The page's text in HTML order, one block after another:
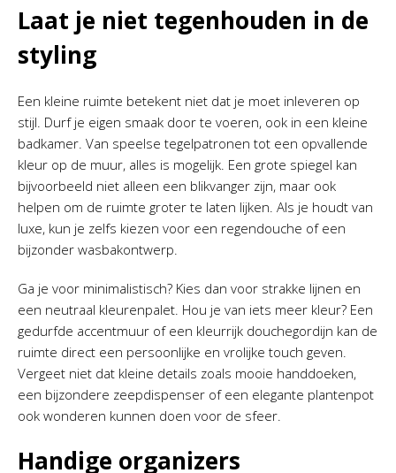
Laat je niet tegenhouden in de
styling
Een kleine ruimte betekent niet dat je moet inleveren op
stijl. Durf je eigen smaak door te voeren, ook in een kleine
badkamer. Van speelse tegelpatronen tot een opvallende
kleur op de muur, alles is mogelijk. Een grote spiegel kan
bijvoorbeeld niet alleen een blikvanger zijn, maar ook
helpen om de ruimte groter te laten lijken. Als je houdt van
luxe, kun je zelfs kiezen voor een regendouche of een
bijzonder wasbakontwerp.
Ga je voor minimalistisch? Kies dan voor strakke lijnen en
een neutraal kleurenpalet. Hou je van iets meer kleur? Een
gedurfde accentmuur of een kleurrijk douchegordijn kan de
ruimte direct een persoonlijke en vrolijke touch geven.
Vergeet niet dat kleine details zoals mooie handdoeken,
een bijzondere zeepdispenser of een elegante plantenpot
ook wonderen kunnen doen voor de sfeer.
Handige organizers